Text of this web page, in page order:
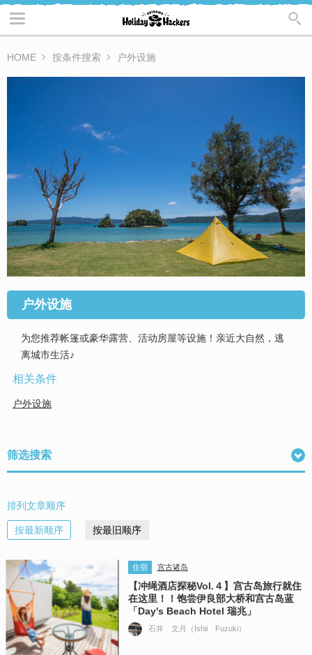
HOME 按条件搜索 户外设施
户外设施
为您推荐帐篷或豪华露营、活动房屋等设施！亲近大自然，逃
离城市生活♪
相关条件
户外设施
筛选搜索
排列文章顺序
按最新顺序 按最旧顺序
住宿 宫古诸岛
【冲绳酒店探秘Vol.４】宫古岛旅行就住
在这里！！饱尝伊良部大桥和宫古岛蓝
「Day's Beach Hotel 瑞兆」
石井 文月（Ishii Fuzuki）